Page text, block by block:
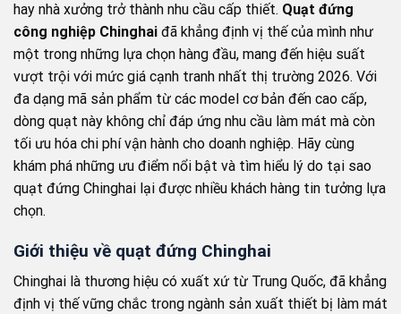
hay nhà xưởng trở thành nhu cầu cấp thiết. Quạt đứng
công nghiệp Chinghai đã khẳng định vị thế của mình như
một trong những lựa chọn hàng đầu, mang đến hiệu suất
vượt trội với mức giá cạnh tranh nhất thị trường 2026. Với
đa dạng mã sản phẩm từ các model cơ bản đến cao cấp,
dòng quạt này không chỉ đáp ứng nhu cầu làm mát mà còn
tối ưu hóa chi phí vận hành cho doanh nghiệp. Hãy cùng
khám phá những ưu điểm nổi bật và tìm hiểu lý do tại sao
quạt đứng Chinghai lại được nhiều khách hàng tin tưởng lựa
chọn.
Giới thiệu về quạt đứng Chinghai
Chinghai là thương hiệu có xuất xứ từ Trung Quốc, đã khẳng
định vị thế vững chắc trong ngành sản xuất thiết bị làm mát